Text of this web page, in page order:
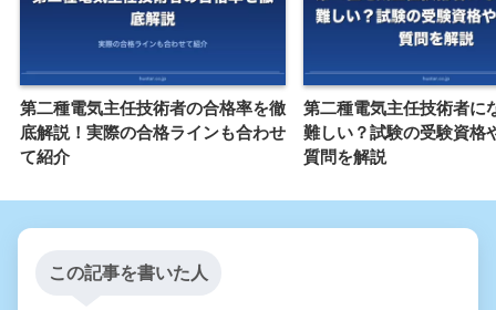
第二種電気主任技術者の合格率を徹
底解説！実際の合格ラインも合わせ
て紹介
第二種電気主任技術者に
難しい？試験の受験資格
質問を解説
この記事を書いた人